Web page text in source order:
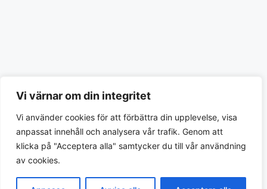
Vi värnar om din integritet
Vi använder cookies för att förbättra din upplevelse, visa
anpassat innehåll och analysera vår trafik. Genom att
klicka på "Acceptera alla" samtycker du till vår användning
av cookies.